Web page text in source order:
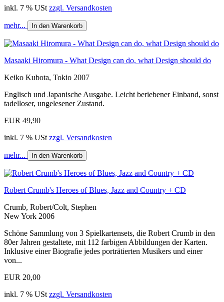
inkl. 7 % USt zzgl. Versandkosten
mehr... In den Warenkorb
Masaaki Hiromura - What Design can do, what Design should do
Keiko Kubota, Tokio 2007
Englisch und Japanische Ausgabe. Leicht beriebener Einband, sonst
tadelloser, ungelesener Zustand.
EUR 49,90
inkl. 7 % USt zzgl. Versandkosten
mehr... In den Warenkorb
Robert Crumb's Heroes of Blues, Jazz and Country + CD
Crumb, Robert/Colt, Stephen
New York 2006
Schöne Sammlung von 3 Spielkartensets, die Robert Crumb in den
80er Jahren gestaltete, mit 112 farbigen Abbildungen der Karten.
Inklusive einer Biografie jedes porträtierten Musikers und einer
von...
EUR 20,00
inkl. 7 % USt zzgl. Versandkosten